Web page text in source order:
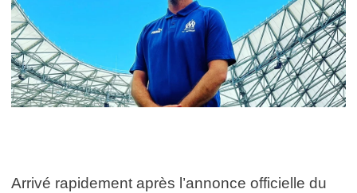
Arrivé rapidement après l’annonce officielle du